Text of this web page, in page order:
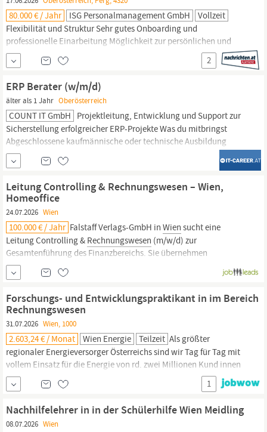
digitales Geschick. Eigenständiges Arbeiten,
80.000 € / Jahr ISG Personalmanagement GmbH
Vollzeit
Flexibilität und Struktur Sehr gutes Onboarding und
professionelle Einarbeitung Möglichkeit zur persönlichen und
beruflichen Weiterentwicklung Ihr Kompetenzprofil:
Abgeschlossene kaufmännische Ausbildung (Bilanzbuchhaltung,
Controlling oder Steuerberatungsausbildung) Mehrjährige
Erfahrung imRechnungswesen,
an der...
2
ERP Berater (w/m/d)
älter als 1 Jahr Oberösterreich
COUNT IT GmbH Projektleitung, Entwicklung und Support zur
Sicherstellung erfolgreicher ERP-Projekte Was du mitbringst
Abgeschlossene kaufmännische oder technische Ausbildung
(HAK, HTL, FH, Universität) Erfahrung in der Arbeit mit ERP-
Systemen, idealerweise Business Central oder Navision Gutes
Rechnungswesen,...
Leitung Controlling & Rechnungswesen – Wien,
Homeoffice
24.07.2026 Wien
100.000 € / Jahr Falstaff Verlags-GmbH in Wien sucht eine
Leitung Controlling & Rechnungswesen (m/w/d) zur
Gesamtenführung des Finanzbereichs. Sie übernehmen
Endverantwortung für Abschlussprozesse und steuern die
Buchhaltung mehrerer Gesellschaften. Sie führen das Team
und arbeiten...
Forschungs- und Entwicklungspraktikant in im Bereich
Rechnungswesen
31.07.2026 Wien, 1000
2.603,24 € / Monat Wien Energie Teilzeit Als größter
regionaler Energieversorger Österreichs sind wir Tag für Tag mit
vollem Einsatz für die Energie von rd. zwei Millionen Kund innen
in und um
Wien da. Bis 2040 klimaneutral. Was uns dabei
antreibt? Der Wunsch, etwas Sinnvolles zu tun – für die Stadt, in
Energiezukunft aktiv mit: Deine...
1
Nachhilfelehrer in in der Schülerhilfe Wien Meidling
08.07.2026 Wien